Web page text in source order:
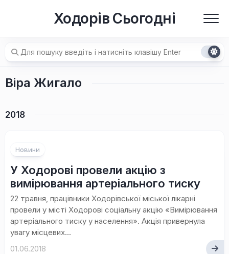
Ходорів Сьогодні
Віра Жигало
2018
Новини
У Ходорові провели акцію з
вимірювання артеріального тиску
22 травня, працівники Ходорівської міської лікарні
провели у місті Ходорові соціальну акцію «Вимірювання
артеріального тиску у населення». Акція привернула
увагу місцевих...
01.06.2018